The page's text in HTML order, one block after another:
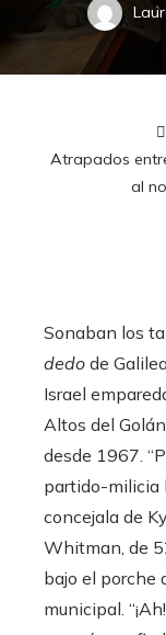
Atrapados
al
Sonaban los
dedo de
Israel
Altos del
desde 1967.
partido-milicia
concejala de
Whitman, de
bajo el porche
municipal.